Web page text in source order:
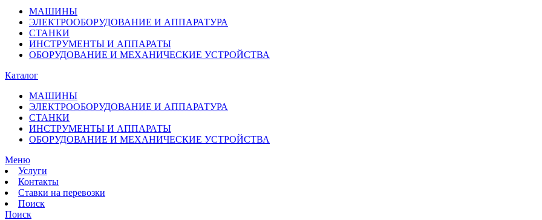
МАШИНЫ
ЭЛЕКТРООБОРУДОВАНИЕ И АППАРАТУРА
СТАНКИ
ИНСТРУМЕНТЫ И АППАРАТЫ
ОБОРУДОВАНИЕ И МЕХАНИЧЕСКИЕ УСТРОЙСТВА
Каталог
МАШИНЫ
ЭЛЕКТРООБОРУДОВАНИЕ И АППАРАТУРА
СТАНКИ
ИНСТРУМЕНТЫ И АППАРАТЫ
ОБОРУДОВАНИЕ И МЕХАНИЧЕСКИЕ УСТРОЙСТВА
Меню
Услуги
Контакты
Ставки на перевозки
Поиск
Поиск